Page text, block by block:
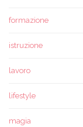
formazione
istruzione
lavoro
lifestyle
magia